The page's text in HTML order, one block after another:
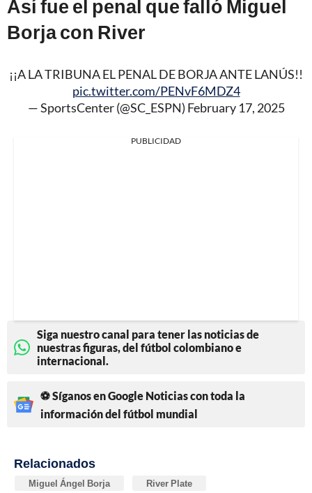
Así fue el penal que falló Miguel
Borja con River
¡¡A LA TRIBUNA EL PENAL DE BORJA ANTE LANÚS!!
pic.twitter.com/PENvF6MDZ4
— SportsCenter (@SC_ESPN) February 17, 2025
PUBLICIDAD
Siga nuestro canal para tener las noticias de
nuestras figuras, del fútbol colombiano e
internacional.
⚽ Síganos en Google Noticias con toda la
información del fútbol mundial
Relacionados
Miguel Ángel Borja River Plate